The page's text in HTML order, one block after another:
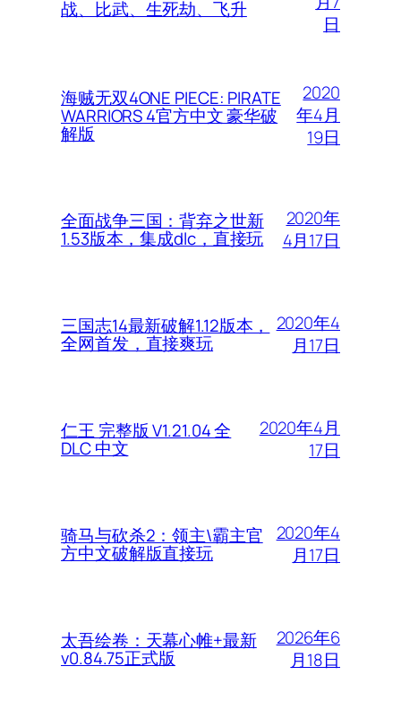
战、比武、生死劫、飞升
日
海贼无双4ONE PIECE: PIRATE
WARRIORS 4官方中文 豪华破
解版
2020
年4月
19日
全面战争三国：背弃之世新
1.53版本，集成dlc，直接玩
2020年
4月17日
三国志14最新破解1.12版本，
全网首发，直接爽玩
2020年4
月17日
仁王 完整版 V1.21.04 全
DLC 中文
2020年4月
17日
骑马与砍杀2：领主\霸主官
方中文破解版直接玩
2020年4
月17日
太吾绘卷：天幕心帷+最新
v0.84.75正式版
2026年6
月18日